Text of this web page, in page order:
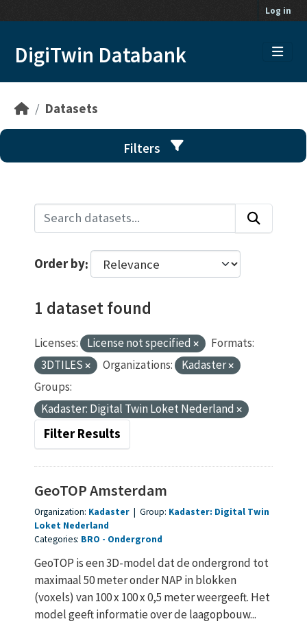
Log in
DigiTwin Databank
Datasets
Filters
Order by
1 dataset found
Licenses: License not specified
Formats:
3DTILES
Organizations:
Kadaster
Groups:
Kadaster: Digital Twin Loket Nederland
Filter Results
GeoTOP Amsterdam
Organization: Kadaster | Group: Kadaster: Digital Twin
Loket Nederland
Categories: BRO Ondergrond
GeoTOP is een 3D-model dat de ondergrond tot
maximaal 50 meter onder NAP in blokken
(voxels) van 100 x 100 x 0,5 meter weergeeft. Het
model geeft informatie over de laagopbouw...